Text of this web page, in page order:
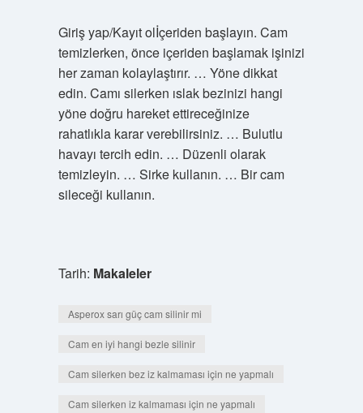
Giriş yap/Kayıt olİçeriden başlayın. Cam
temizlerken, önce içeriden başlamak işinizi
her zaman kolaylaştırır. … Yöne dikkat
edin. Camı silerken ıslak bezinizi hangi
yöne doğru hareket ettireceğinize
rahatlıkla karar verebilirsiniz. … Bulutlu
havayı tercih edin. … Düzenli olarak
temizleyin. … Sirke kullanın. … Bir cam
sileceği kullanın.
Tarih: Makaleler
Asperox sarı güç cam silinir mi
Cam en iyi hangi bezle silinir
Cam silerken bez iz kalmaması için ne yapmalı
Cam silerken iz kalmaması için ne yapmalı